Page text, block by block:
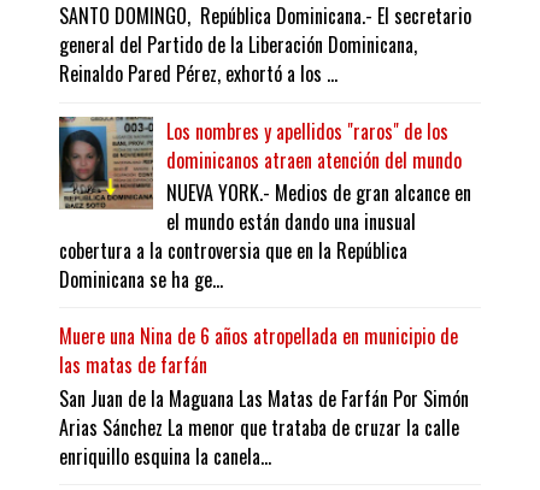
SANTO DOMINGO, República Dominicana.- El secretario
general del Partido de la Liberación Dominicana,
Reinaldo Pared Pérez, exhortó a los ...
Los nombres y apellidos "raros" de los
dominicanos atraen atención del mundo
NUEVA YORK.- Medios de gran alcance en
el mundo están dando una inusual
cobertura a la controversia que en la República
Dominicana se ha ge...
Muere una Nina de 6 años atropellada en municipio de
las matas de farfán
San Juan de la Maguana Las Matas de Farfán Por Simón
Arias Sánchez La menor que trataba de cruzar la calle
enriquillo esquina la canela...